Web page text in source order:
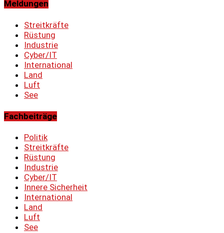
Meldungen
Streitkräfte
Rüstung
Industrie
Cyber/IT
International
Land
Luft
See
Fachbeiträge
Politik
Streitkräfte
Rüstung
Industrie
Cyber/IT
Innere Sicherheit
International
Land
Luft
See